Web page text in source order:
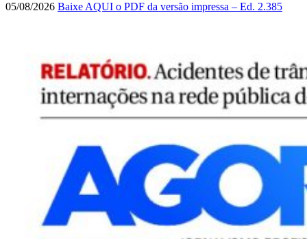
05/08/2026 Baixe AQUI o PDF da versão impressa – Ed. 2.385